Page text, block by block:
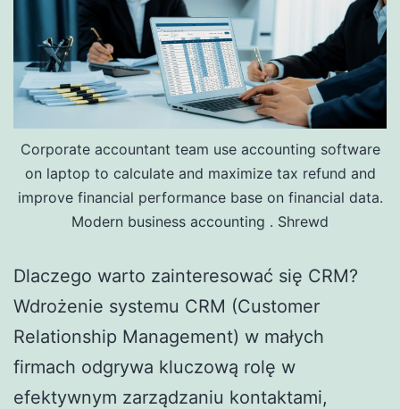
Corporate accountant team use accounting software
on laptop to calculate and maximize tax refund and
improve financial performance base on financial data.
Modern business accounting . Shrewd
Dlaczego warto zainteresować się CRM?
Wdrożenie systemu CRM (Customer
Relationship Management) w małych
firmach odgrywa kluczową rolę w
efektywnym zarządzaniu kontaktami,